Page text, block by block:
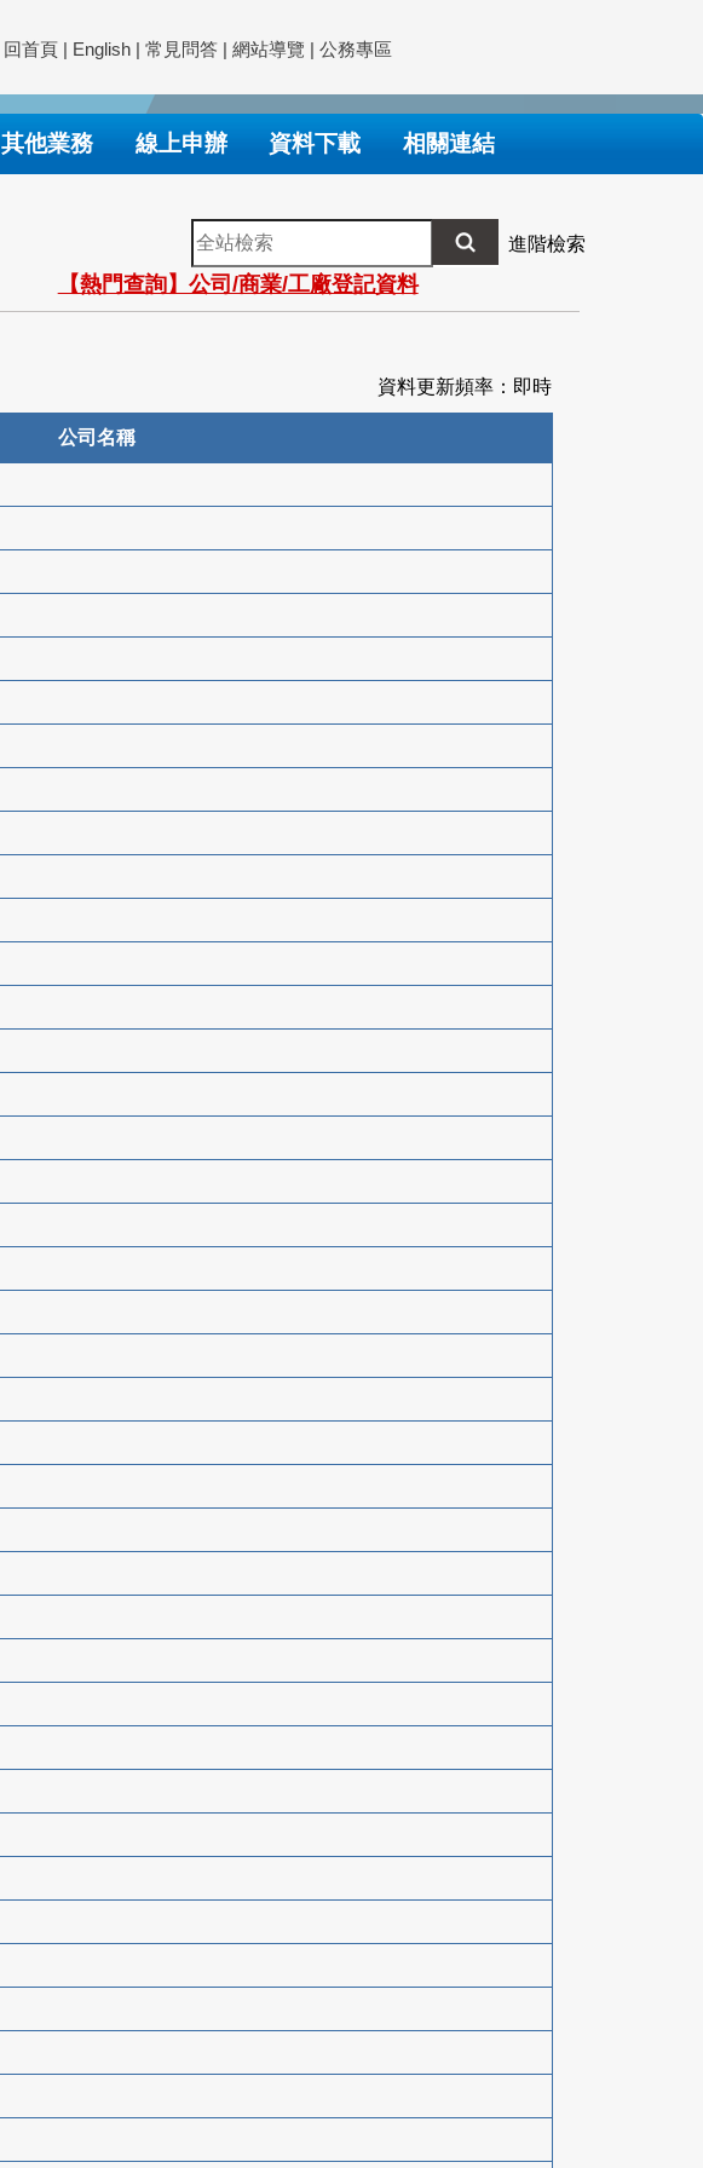
回首頁 | English | 常見問答 | 網站導覽 | 公務專區
其他業務 線上申辦 資料下載 相關連結
全
站
檢
索
進階檢索
【熱門查詢】公司/商業/工廠登記資料
資料更新頻率：即時
公司名稱